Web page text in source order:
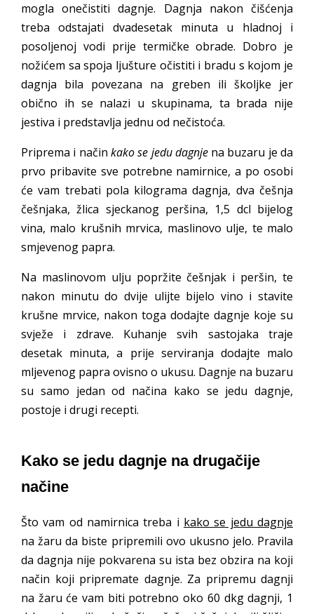
mogla onečistiti dagnje. Dagnja nakon čišćenja
treba odstajati dvadesetak minuta u hladnoj i
posoljenoj vodi prije termičke obrade. Dobro je
nožićem sa spoja ljušture očistiti i bradu s kojom je
dagnja bila povezana na greben ili školjke jer
obično ih se nalazi u skupinama, ta brada nije
jestiva i predstavlja jednu od nečistoća.
Priprema i način kako se jedu dagnjena buzaru je da
prvo pribavite sve potrebne namirnice, a po osobi
će vam trebati pola kilograma dagnja, dva češnja
češnjaka, žlica sjeckanog peršina, 1,5 dcl bijelog
vina, malo krušnih mrvica, maslinovo ulje, te malo
smjevenog papra.
Na maslinovom ulju popržite češnjak i peršin, te
nakon minutu do dvije ulijte bijelo vino i stavite
krušne mrvice, nakon toga dodajte dagnje koje su
svježe i zdrave. Kuhanje svih sastojaka traje
desetak minuta, a prije serviranja dodajte malo
mljevenog papra ovisno o ukusu. Dagnje na buzaru
su samo jedan od načina kako se jedu dagnje,
postoje i drugi recepti.
Kako se jedu dagnje na drugačije
načine
Što vam od namirnica treba i kako se jedu dagnje
na žaru da biste pripremili ovo ukusno jelo. Pravila
da dagnja nije pokvarena su ista bez obzira na koji
način koji pripremate dagnje. Za pripremu dagnji
na žaru će vam biti potrebno oko 60 dkg dagnji, 1